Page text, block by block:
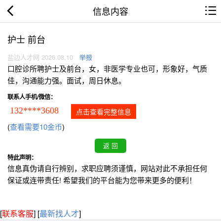
信息内容
护士 前台
盐边人才网 2026.08.10 举报
口腔诊所聘护士及前台，女，非医学专业也可，形象好，气质
佳，沟通能力强。面试，周日休息。
联系人手机/微信：
132****3608 点击查看完整信息
(查看需要10金币)
特此声明：
信息真伪请自行辨别，求职应聘须谨慎，网站对此不承担任何
保证或连带责任! 希望我们的平台能为您带来更多的便利！
[联系客服] [最新找人才]